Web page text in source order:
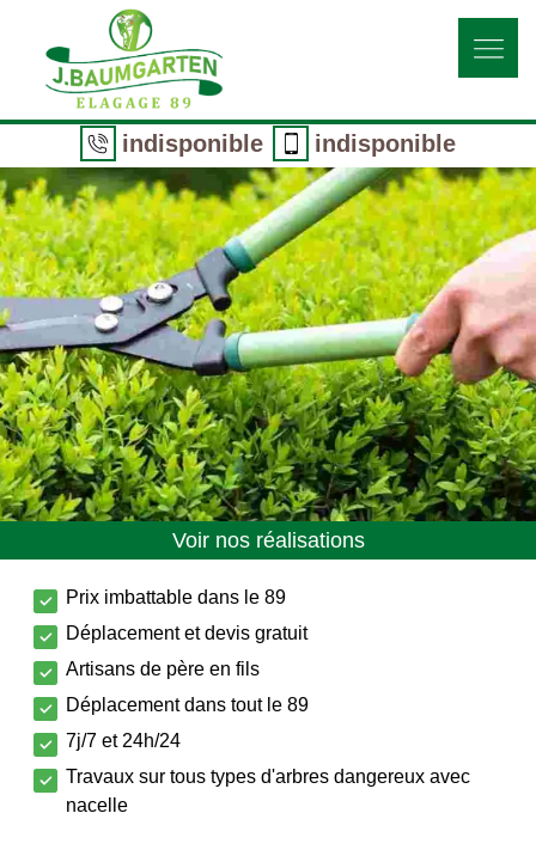
indisponible indisponible
Voir nos réalisations
Prix imbattable dans le 89
Déplacement et devis gratuit
Artisans de père en fils
Déplacement dans tout le 89
7j/7 et 24h/24
Travaux sur tous types d'arbres dangereux avec
nacelle